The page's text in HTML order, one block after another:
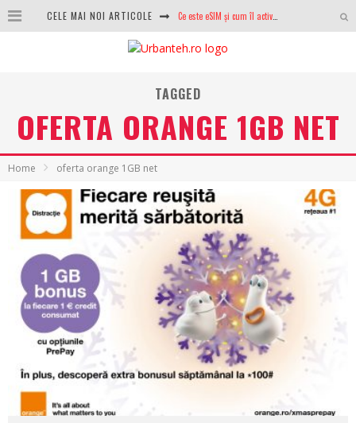
CELE MAI NOI ARTICOLE Ce este eSIM și cum îl activezi pe telefon? Ghid complet pentru Android și iPhone
GoPro revine în competiție: Mission One este răspunsul pe care DJI nu îl aștepta
TAGGED
OFERTA ORANGE 1GB NET
Home oferta orange 1GB net